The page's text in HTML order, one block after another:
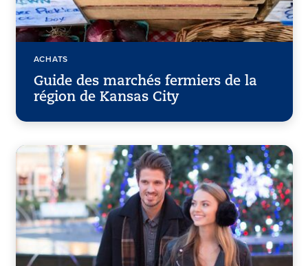
ACHATS
Guide des marchés fermiers de la
région de Kansas City